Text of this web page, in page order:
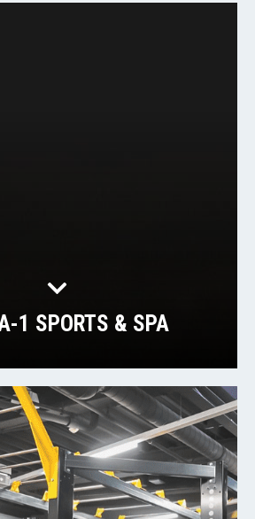
1 SPORTS & SPA